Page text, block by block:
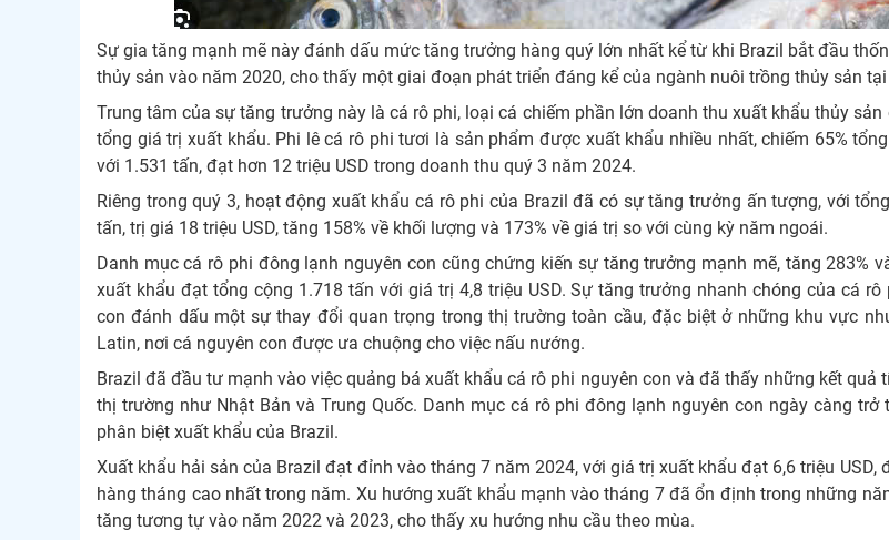
Sự gia tăng mạnh mẽ này đánh dấu mức tăng trưởng hàng quý lớn nhất kể từ khi Brazil bắt đầu
thủy sản vào năm 2020, cho thấy một giai đoạn phát triển đáng kể của ngành nuôi trồng thủy sản
Trung tâm của sự tăng trưởng này là cá rô phi, loại cá chiếm phần lớn doanh thu xuất khẩu thủy sản
tổng giá trị xuất khẩu. Phi lê cá rô phi tươi là sản phẩm được xuất khẩu nhiều nhất, chiếm 65%
với 1.531 tấn, đạt hơn 12 triệu USD trong doanh thu quý 3 năm 2024.
Riêng trong quý 3, hoạt động xuất khẩu cá rô phi của Brazil đã có sự tăng trưởng ấn tượng, với
tấn, trị giá 18 triệu USD, tăng 158% về khối lượng và 173% về giá trị so với cùng kỳ năm ngoái.
Danh mục cá rô phi đông lạnh nguyên con cũng chứng kiến sự tăng trưởng mạnh mẽ, tăng 283%
xuất khẩu đạt tổng cộng 1.718 tấn với giá trị 4,8 triệu USD. Sự tăng trưởng nhanh chóng của cá rô
con đánh dấu một sự thay đổi quan trọng trong thị trường toàn cầu, đặc biệt ở những khu vực
Latin, nơi cá nguyên con được ưa chuộng cho việc nấu nướng.
Brazil đã đầu tư mạnh vào việc quảng bá xuất khẩu cá rô phi nguyên con và đã thấy những kết quả
thị trường như Nhật Bản và Trung Quốc. Danh mục cá rô phi đông lạnh nguyên con ngày càng trở
phân biệt xuất khẩu của Brazil.
Xuất khẩu hải sản của Brazil đạt đỉnh vào tháng 7 năm 2024, với giá trị xuất khẩu đạt 6,6 triệu USD,
hàng tháng cao nhất trong năm. Xu hướng xuất khẩu mạnh vào tháng 7 đã ổn định trong những
tăng tương tự vào năm 2022 và 2023, cho thấy xu hướng nhu cầu theo mùa.